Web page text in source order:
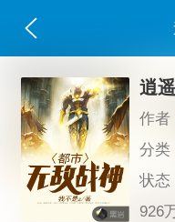
逍
作者
分类
状态
926